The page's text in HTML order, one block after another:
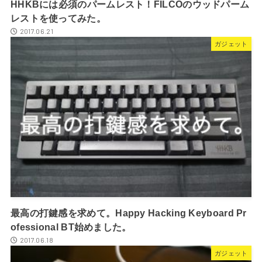
HHKBには必須のパームレスト！FILCOのウッドパーム
レストを使ってみた。
2017.06.21
ガジェット
最高の打鍵感を求めて。Happy Hacking Keyboard Pr
ofessional BT始めました。
2017.06.18
ガジェット